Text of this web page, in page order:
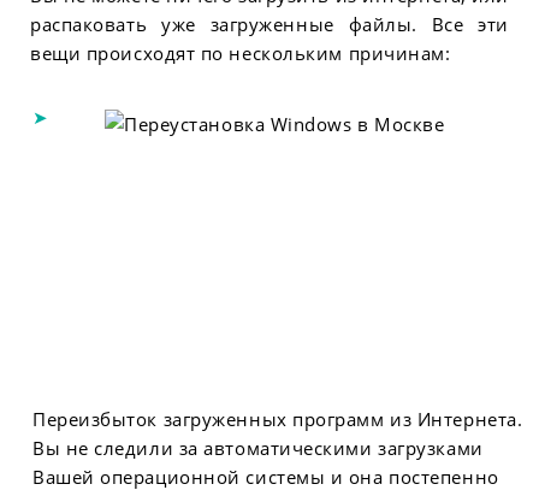
распаковать уже загруженные файлы. Все эти
вещи происходят по нескольким причинам:
Переизбыток загруженных программ из Интернета.
Вы не следили за автоматическими загрузками
Вашей операционной системы и она постепенно